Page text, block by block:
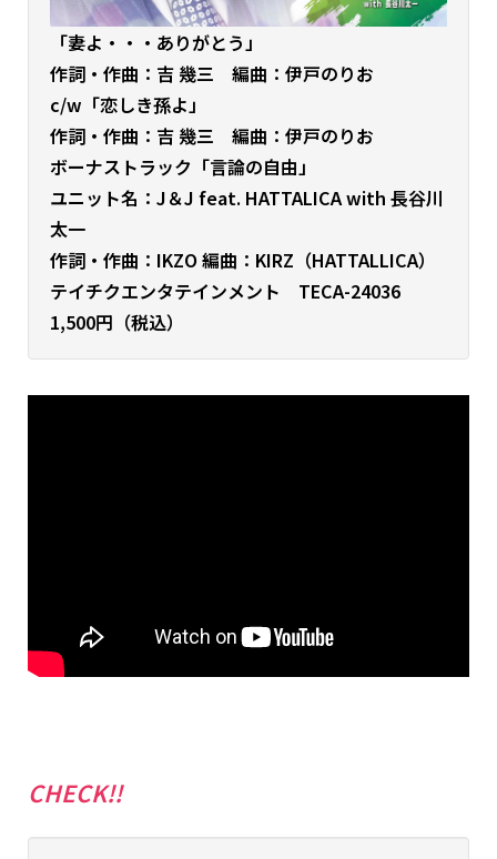
「妻よ・・・ありがとう」
作詞・作曲：吉 幾三 編曲：伊戸のりお
c/w「恋しき孫よ」
作詞・作曲：吉 幾三 編曲：伊戸のりお
ボーナストラック「言論の自由」
ユニット名：J＆J feat. HATTALICA with 長谷川
太一
作詞・作曲：IKZO 編曲：KIRZ（HATTALLICA）
テイチクエンタテインメント TECA-24036
1,500円（税込）
CHECK!!